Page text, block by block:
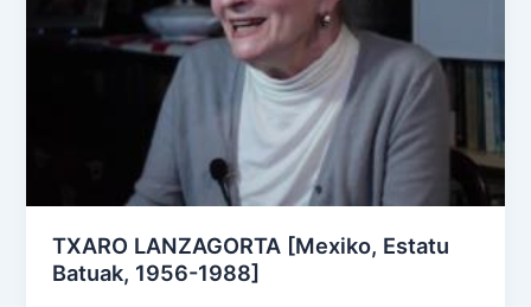
TXARO LANZAGORTA [Mexiko, Estatu
Batuak, 1956-1988]